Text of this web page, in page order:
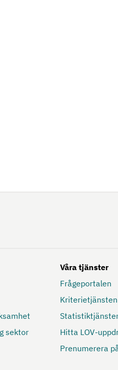
sektor
Våra tjänster
Frågeportalen
Kriterietjänsten
Hitta LOV-
Prenumerera